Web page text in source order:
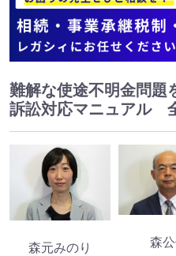
難解な使途不明金問
訴訟対応マニュアル
森元みのり 森